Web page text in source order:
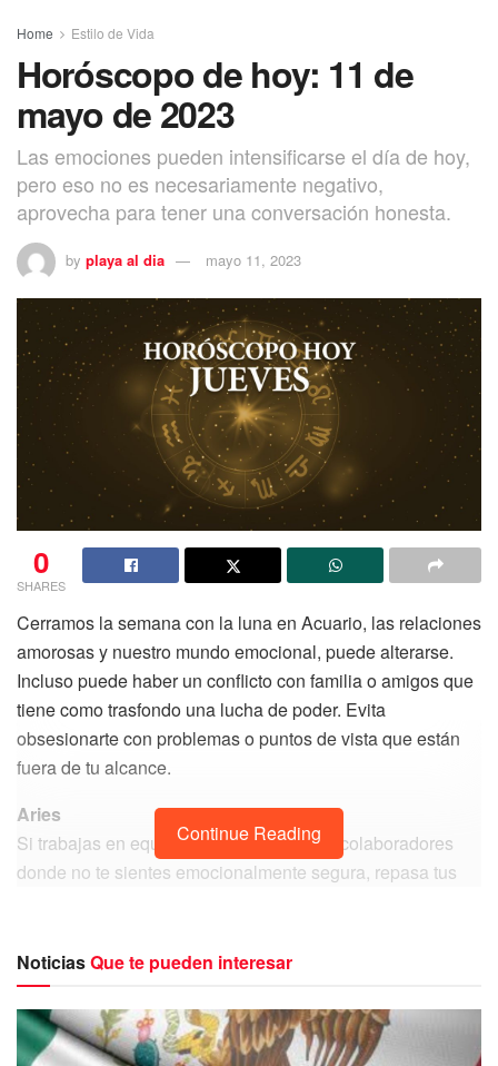
Home Estilo de Vida
Horóscopo de hoy: 11 de
mayo de 2023
Las emociones pueden intensificarse el día de hoy,
pero eso no es necesariamente negativo,
aprovecha para tener una conversación honesta.
by playa al dia mayo 11, 2023
0
SHARES
Cerramos la semana con la luna en Acuario, las relaciones
amorosas y nuestro mundo emocional, puede alterarse.
Incluso puede haber un conflicto con familia o amigos que
tiene como trasfondo una lucha de poder. Evita
obsesionarte con problemas o puntos de vista que están
fuera de tu alcance.
Aries
Si trabajas en equipo, o con un grupo de colaboradores
donde no te sientes emocionalmente segura, repasa tus
Tauro
Es un día en el que tienes mucho respeto por la autoridad
y la tradición, y si aprovechas el cierre de semana, puedes
Continue Reading
NoticiasQue te pueden interesar